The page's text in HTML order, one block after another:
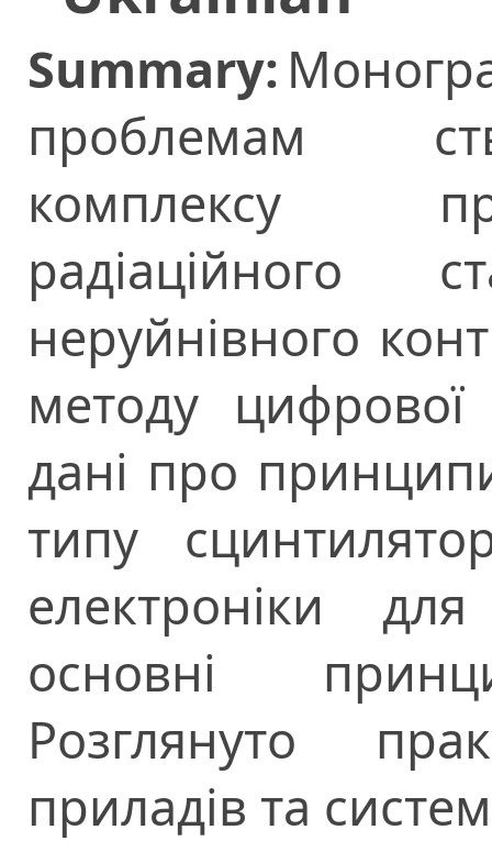
Summary:
проблемам
комплексу
радіаційного
неруйнівного
методу цифрової
дані про
типу
електроніки
основні
Розглянуто
приладів та